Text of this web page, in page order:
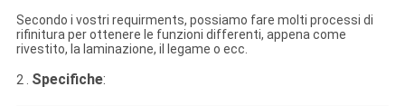
Secondo i vostri requirments, possiamo fare molti processi di
rifinitura per ottenere le funzioni differenti, appena come
rivestito, la laminazione, il legame o ecc.
2 . Specifiche: